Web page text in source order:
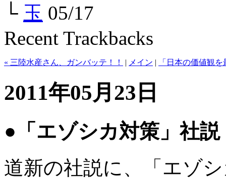
└ 玉 05/17
Recent Trackbacks
« 三陸水産さん、ガンバッテ！！ | メイン | 「日本の価値観
2011年05月23日
●「エゾシカ対策」社説
道新の社説に、「エゾ